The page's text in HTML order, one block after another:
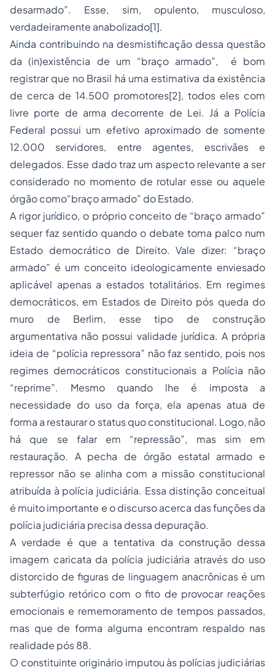
desarmado”. Esse, sim, opulento, musculoso,
verdadeiramente anabolizado[1].
Ainda contribuindo na desmistificação dessa questão
da (in)existência de um “braço armado”, é bom
registrar que no Brasil há uma estimativa da existência
de cerca de 14.500 promotores[2], todos eles com
livre porte de arma decorrente de Lei. Já a Polícia
Federal possui um efetivo aproximado de somente
12.000 servidores, entre agentes, escrivães e
delegados. Esse dado traz um aspecto relevante a ser
considerado no momento de rotular esse ou aquele
órgão como“braço armado” do Estado.
A rigor jurídico, o próprio conceito de “braço armado”
sequer faz sentido quando o debate toma palco num
Estado democrático de Direito. Vale dizer: “braço
armado” é um conceito ideologicamente enviesado
aplicável apenas a estados totalitários. Em regimes
democráticos, em Estados de Direito pós queda do
muro de Berlim, esse tipo de construção
argumentativa não possui validade jurídica. A própria
ideia de “polícia repressora” não faz sentido, pois nos
regimes democráticos constitucionais a Polícia não
“reprime”. Mesmo quando lhe é imposta a
necessidade do uso da força, ela apenas atua de
forma a restaurar o status quo constitucional. Logo, não
há que se falar em “repressão”, mas sim em
restauração. A pecha de órgão estatal armado e
repressor não se alinha com a missão constitucional
atribuída à polícia judiciária. Essa distinção conceitual
é muito importante e o discurso acerca das funções da
polícia judiciária precisa dessa depuração.
A verdade é que a tentativa da construção dessa
imagem caricata da polícia judiciária através do uso
distorcido de figuras de linguagem anacrônicas é um
subterfúgio retórico com o fito de provocar reações
emocionais e rememoramento de tempos passados,
mas que de forma alguma encontram respaldo nas
realidade pós 88.
O constituinte originário imputou às polícias judiciárias